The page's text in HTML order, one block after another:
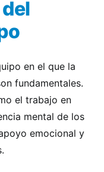
en el que la
fundamentales.
el trabajo en
mental de los
emocional y